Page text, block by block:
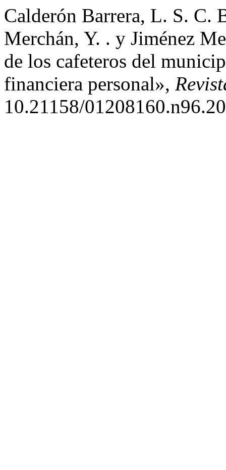
Calderón Barrera, L. S. C.
Merchán, Y. . y Jiménez
de los cafeteros del
financiera personal»,
10.21158/